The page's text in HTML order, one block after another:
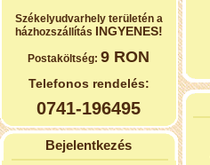
Székelyudvarhely területén a
házhozszállítás INGYENES!
Postaköltség:9 RON
Telefonos rendelés:
0741-196495
Bejelentkezés